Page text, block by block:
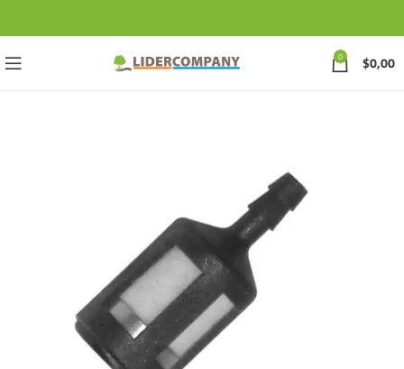
0 $0,00